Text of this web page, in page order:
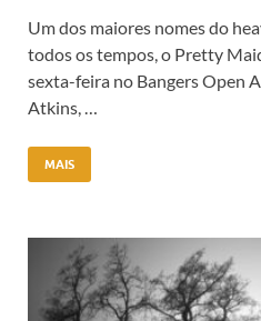
Um dos maiores nomes do
todos os tempos, o Pretty
sexta-feira no Bangers Open
Atkins, …
MAIS